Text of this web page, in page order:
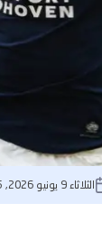
الثلاثاء 9 يونيو 2026, 9:05 مساءً